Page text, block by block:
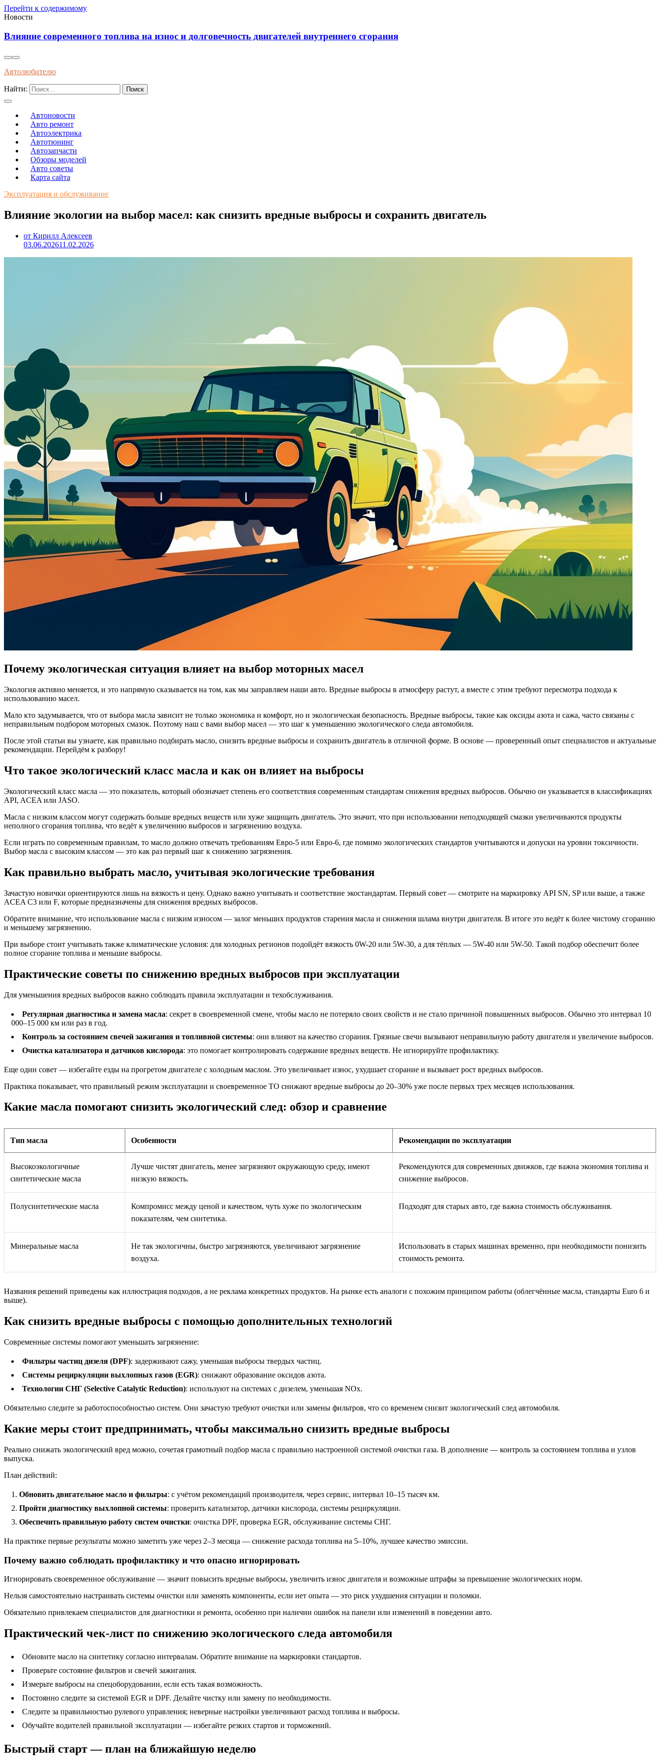
Перейти к содержимому
Новости
Влияние современного топлива на износ и долговечность двигателей внутреннего сгорания
Автолюбителю
Найти:
Автоновости
Авто ремонт
Автоэлектрика
Автотюнинг
Автозапчасти
Обзоры моделей
Авто советы
Карта сайта
Эксплуатация и обслуживание
Влияние экологии на выбор масел: как снизить вредные выбросы и сохранить двигатель
от Кирилл Алексеев
03.06.202611.02.2026
Почему экологическая ситуация влияет на выбор моторных масел
Экология активно меняется, и это напрямую сказывается на том, как мы заправляем наши авто. Вредные выбросы в атмосферу растут, а вместе с этим требуют пересмотра подхода к
использованию масел.
Мало кто задумывается, что от выбора масла зависит не только экономика и комфорт, но и экологическая безопасность. Вредные выбросы, такие как оксиды азота и сажа, часто связаны с
неправильным подбором моторных смазок. Поэтому наш с вами выбор масел — это шаг к уменьшению экологического следа автомобиля.
После этой статьи вы узнаете, как правильно подбирать масло, снизить вредные выбросы и сохранить двигатель в отличной форме. В основе — проверенный опыт специалистов и актуальные
рекомендации. Перейдём к разбору!
Что такое экологический класс масла и как он влияет на выбросы
Экологический класс масла — это показатель, который обозначает степень его соответствия современным стандартам снижения вредных выбросов. Обычно он указывается в классификациях
API, ACEA или JASO.
Масла с низким классом могут содержать больше вредных веществ или хуже защищать двигатель. Это значит, что при использовании неподходящей смазки увеличиваются продукты
неполного сгорания топлива, что ведёт к увеличению выбросов и загрязнению воздуха.
Если играть по современным правилам, то масло должно отвечать требованиям Евро-5 или Евро-6, где помимо экологических стандартов учитываются и допуски на уровни токсичности.
Выбор масла с высоким классом — это как раз первый шаг к снижению загрязнения.
Как правильно выбрать масло, учитывая экологические требования
Зачастую новички ориентируются лишь на вязкость и цену. Однако важно учитывать и соответствие экостандартам. Первый совет — смотрите на маркировку API SN, SP или выше, а также
ACEA C3 или F, которые предназначены для снижения вредных выбросов.
Обратите внимание, что использование масла с низким износом — залог меньших продуктов старения масла и снижения шлама внутри двигателя. В итоге это ведёт к более чистому сгоранию
и меньшему загрязнению.
При выборе стоит учитывать также климатические условия: для холодных регионов подойдёт вязкость 0W-20 или 5W-30, а для тёплых — 5W-40 или 5W-50. Такой подбор обеспечит более
полное сгорание топлива и меньшие выбросы.
Практические советы по снижению вредных выбросов при эксплуатации
Для уменьшения вредных выбросов важно соблюдать правила эксплуатации и техобслуживания.
Регулярная диагностика и замена масла: секрет в своевременной смене, чтобы масло не потеряло своих свойств и не стало причиной повышенных выбросов. Обычно это интервал 10
000–15 000 км или раз в год.
Контроль за состоянием свечей зажигания и топливной системы: они влияют на качество сгорания. Грязные свечи вызывают неправильную работу двигателя и увеличение выбросов.
Очистка катализатора и датчиков кислорода: это помогает контролировать содержание вредных веществ. Не игнорируйте профилактику.
Еще один совет — избегайте езды на прогретом двигателе с холодным маслом. Это увеличивает износ, ухудшает сгорание и вызывает рост вредных выбросов.
Практика показывает, что правильный режим эксплуатации и своевременное ТО снижают вредные выбросы до 20–30% уже после первых трех месяцев использования.
Какие масла помогают снизить экологический след: обзор и сравнение
Тип масла Особенности Рекомендации по эксплуатации
Высокоэкологичные
синтетические масла
Лучше чистят двигатель, менее загрязняют окружающую среду, имеют
низкую вязкость.
Рекомендуются для современных движков, где важна экономия топлива и
снижение выбросов.
Полусинтетические масла
Компромисс между ценой и качеством, чуть хуже по экологическим
показателям, чем синтетика.
Подходят для старых авто, где важна стоимость обслуживания.
Минеральные масла
Не так экологичны, быстро загрязняются, увеличивают загрязнение
воздуха.
Использовать в старых машинах временно, при необходимости понизить
стоимость ремонта.
Названия решений приведены как иллюстрация подходов, а не реклама конкретных продуктов. На рынке есть аналоги с похожим принципом работы (облегчённые масла, стандарты Euro 6 и
выше).
Как снизить вредные выбросы с помощью дополнительных технологий
Современные системы помогают уменьшать загрязнение:
Фильтры частиц дизеля (DPF): задерживают сажу, уменьшая выбросы твердых частиц.
Системы рециркуляции выхлопных газов (EGR): снижают образование оксидов азота.
Технологии СНГ (Selective Catalytic Reduction): используют на системах с дизелем, уменьшая NOx.
Обязательно следите за работоспособностью систем. Они зачастую требуют очистки или замены фильтров, что со временем снизит экологический след автомобиля.
Какие меры стоит предпринимать, чтобы максимально снизить вредные выбросы
Реально снижать экологический вред можно, сочетая грамотный подбор масла с правильно настроенной системой очистки газа. В дополнение — контроль за состоянием топлива и узлов
выпуска.
План действий:
Обновить двигательное масло и фильтры: с учётом рекомендаций производителя, через сервис, интервал 10–15 тысяч км.
Пройти диагностику выхлопной системы: проверить катализатор, датчики кислорода, системы рециркуляции.
Обеспечить правильную работу систем очистки: очистка DPF, проверка EGR, обслуживание системы СНГ.
На практике первые результаты можно заметить уже через 2–3 месяца — снижение расхода топлива на 5–10%, лучшее качество эмиссии.
Почему важно соблюдать профилактику и что опасно игнорировать
Игнорировать своевременное обслуживание — значит повысить вредные выбросы, увеличить износ двигателя и возможные штрафы за превышение экологических норм.
Нельзя самостоятельно настраивать системы очистки или заменять компоненты, если нет опыта — это риск ухудшения ситуации и поломки.
Обязательно привлекаем специалистов для диагностики и ремонта, особенно при наличии ошибок на панели или изменений в поведении авто.
Практический чек-лист по снижению экологического следа автомобиля
Обновите масло на синтетику согласно интервалам. Обратите внимание на маркировки стандартов.
Проверьте состояние фильтров и свечей зажигания.
Измерьте выбросы на спецоборудовании, если есть такая возможность.
Постоянно следите за системой EGR и DPF. Делайте чистку или замену по необходимости.
Следите за правильностью рулевого управления; неверные настройки увеличивают расход топлива и выбросы.
Обучайте водителей правильной эксплуатации — избегайте резких стартов и торможений.
Быстрый старт — план на ближайшую неделю